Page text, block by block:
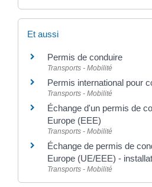
Et aussi
Permis de conduire
Transports - Mobilité
Permis international pour
Transports - Mobilité
Échange d'un permis de
Europe (EEE)
Transports - Mobilité
Échange de permis de
Europe (UE/EEE) -
Transports - Mobilité